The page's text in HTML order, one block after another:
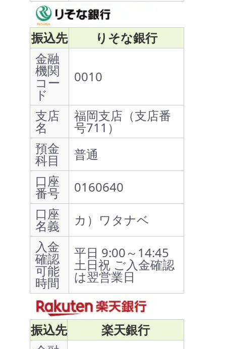
振込先
りそな銀行
金融
機関
コー
ド
0010
支店
名
福岡支店（支店番
号711）
預金
科目
普通
口座
番号
0160640
口座
名義
カ）ワタナベ
入金
確認
可能
時間
平日 9:00～14:45
土日祝 ご入金確認
は翌営業日
振込先
楽天銀行